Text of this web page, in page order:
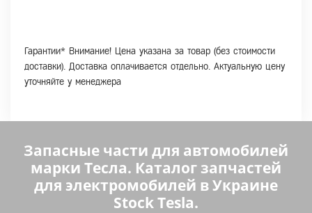
Гарантии* Внимание! Цена указана за товар (без стоимости
доставки). Доставка оплачивается отдельно. Актуальную цену
уточняйте у менеджера
Запасные части для автомобилей
марки Тесла. Каталог запчастей
для электромобилей в Украине
Stock Tesla.